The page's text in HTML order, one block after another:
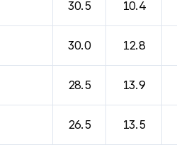
30.5 10.4
30.0 12.8
28.5 13.9
26.5 13.5